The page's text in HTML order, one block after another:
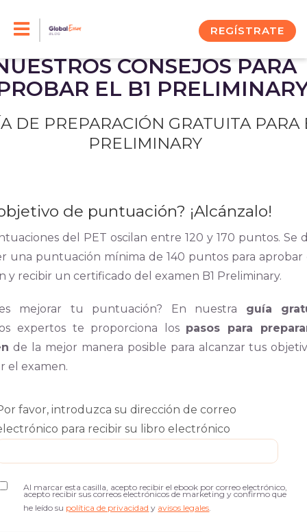
REGÍSTRATE
CONSEJOS PARA
EL B1
DE PREPARACIÓN GRATUITA PARA
PRELIMINARY
de puntuación? ¡Alcánzalo!
del PET oscilan entre 120 y 170 puntos. Se
una puntuación mínima de 140 puntos para aprobar
y recibir un certificado del examen B1 Preliminary.
mejorar tu puntuación? En nuestra guía
expertos te proporciona los pasos para
de la mejor manera posible para alcanzar tus
el examen.
favor, introduzca su dirección de correo
para recibir su libro electrónico
Al marcar esta casilla, acepto recibir el ebook por correo electrónico,
acepto recibir sus correos electrónicos de marketing y confirmo que
he leído su política de privacidad y avisos legales.